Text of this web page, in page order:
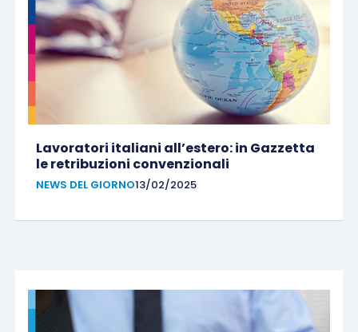
Lavoratori italiani all’estero: in Gazzetta
le retribuzioni convenzionali
NEWS DEL GIORNO13/02/2025